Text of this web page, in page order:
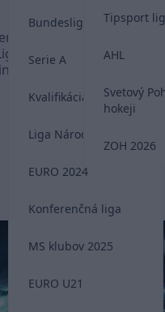
Bundesliga
Serie A
Kvalifikácia MS 2026
Liga Národov
EURO 2024
Konferenčná liga
MS klubov 2025
EURO U21
Tipsport
AHL
Svetový
hokeji
ZOH 2026
iba na futbal
Slovenský
Stoch je od
reprezentácii.
prehovoril
v Šamoríne.